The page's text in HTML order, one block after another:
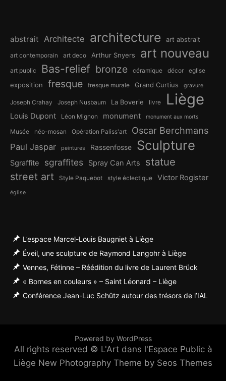
abstrait Architecte architecture art abstrait
art contemporain art deco Arthur Snyers art nouveau
art public Bas-relief bronze céramique décor eglise
exposition fresque fresque murale Grand Curtius gravure
Joseph Crahay Joseph Nusbaum La Boverie livre Liège
Louis Dupont Léon Mignon monument monument aux morts
Musée néo-mosan Opération Paliss'art Oscar Berchmans
Paul Jaspar peintures Rassenfosse Sculpture
Sgraffite sgraffites Spray Can Arts statue
street art Style Paquebot style éclectique Victor Rogister
église
L’espace Marcel-Louis Baugniet à Liège
Éveil, une sculpture de Raymond Langohr à Liège
Vennes, Fétinne – Réédition du livre de Laurent Brück
« Bornes en couleurs » – Saint Léonard – Liège
Conférence Jean-Luc Schütz autour des trésors de l’IAL
Powered by WordPress
All rights reserved © L'Art dans l'Espace Public à
Liège New Photography Theme by Seos Themes